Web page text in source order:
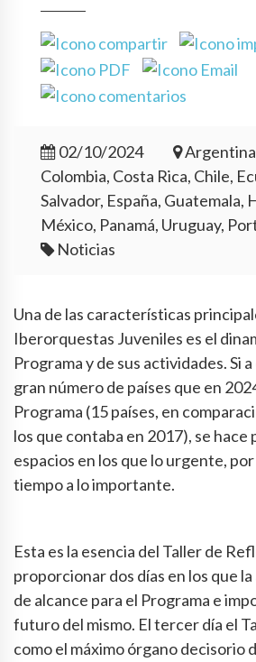
02/10/2024
Colombia, Costa Rica, Chile,
Salvador, España, Guatemala,
México, Panamá, Uruguay,
Noticias
Una de las características
Iberorquestas Juveniles es el
Programa y de sus actividades. Si
gran número de países que en
Programa (15 países, en
los que contaba en 2017), se
espacios en los que lo urgente,
tiempo a lo importante.
Esta es la esencia del Taller de
proporcionar dos días en los que
de alcance para el Programa e
futuro del mismo. El tercer día el
como el máximo órgano decisorio